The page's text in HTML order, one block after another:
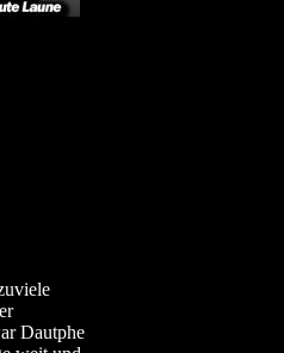
Dautphe